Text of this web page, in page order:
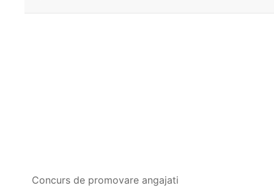
Concurs de promovare angajati